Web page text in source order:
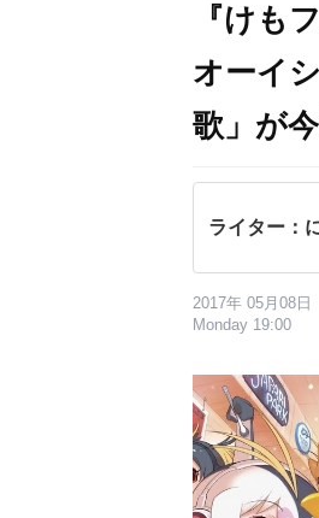
『けも
オーイ
歌」が
ライター：
2017年 05月08日
Monday 19:00